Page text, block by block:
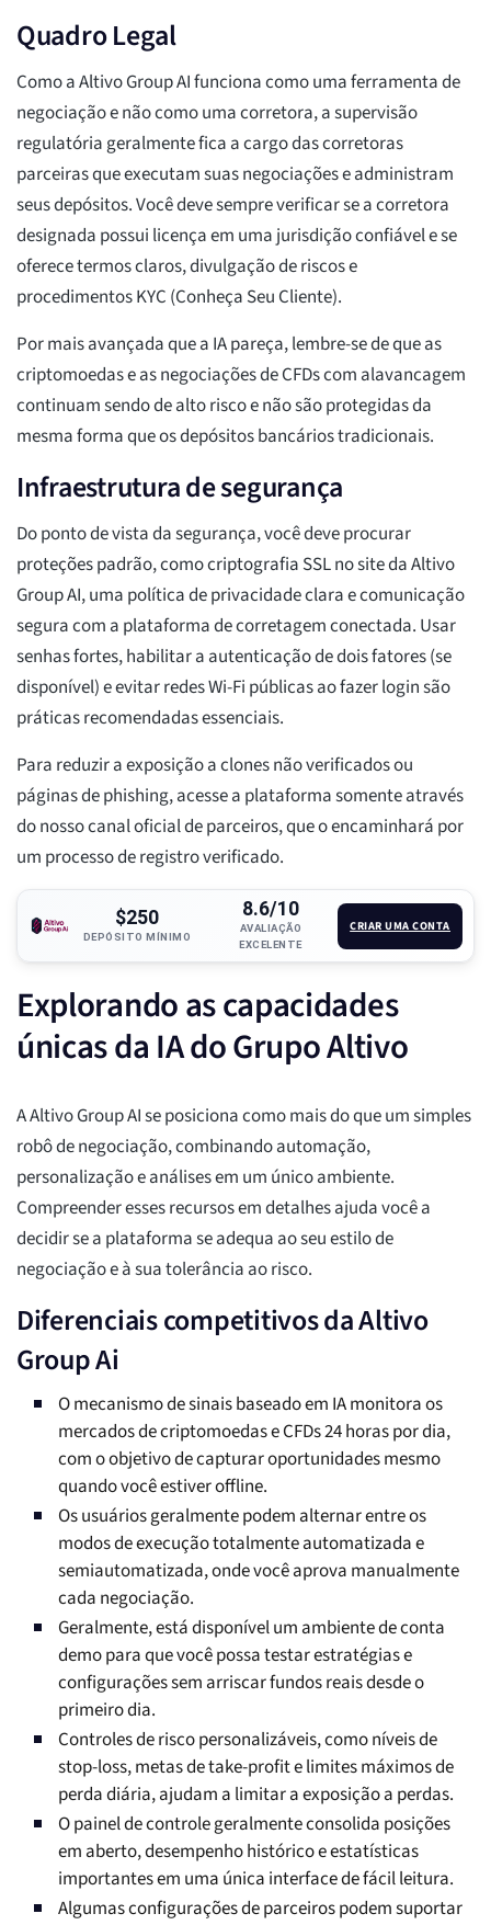
Quadro Legal
Como a Altivo Group AI funciona como uma ferramenta de
negociação e não como uma corretora, a supervisão
regulatória geralmente fica a cargo das corretoras
parceiras que executam suas negociações e administram
seus depósitos. Você deve sempre verificar se a corretora
designada possui licença em uma jurisdição confiável e se
oferece termos claros, divulgação de riscos e
procedimentos KYC (Conheça Seu Cliente).
Por mais avançada que a IA pareça, lembre-se de que as
criptomoedas e as negociações de CFDs com alavancagem
continuam sendo de alto risco e não são protegidas da
mesma forma que os depósitos bancários tradicionais.
Infraestrutura de segurança
Do ponto de vista da segurança, você deve procurar
proteções padrão, como criptografia SSL no site da Altivo
Group AI, uma política de privacidade clara e comunicação
segura com a plataforma de corretagem conectada. Usar
senhas fortes, habilitar a autenticação de dois fatores (se
disponível) e evitar redes Wi-Fi públicas ao fazer login são
práticas recomendadas essenciais.
Para reduzir a exposição a clones não verificados ou
páginas de phishing, acesse a plataforma somente através
do nosso canal oficial de parceiros, que o encaminhará por
um processo de registro verificado.
$250
DEPÓSITO MÍNIMO
8.6/10
AVALIAÇÃO
EXCELENTE
CRIAR UMA CONTA
Explorando as capacidades
únicas da IA do Grupo Altivo
A Altivo Group AI se posiciona como mais do que um simples
robô de negociação, combinando automação,
personalização e análises em um único ambiente.
Compreender esses recursos em detalhes ajuda você a
decidir se a plataforma se adequa ao seu estilo de
negociação e à sua tolerância ao risco.
Diferenciais competitivos da Altivo
Group Ai
O mecanismo de sinais baseado em IA monitora os
mercados de criptomoedas e CFDs 24 horas por dia,
com o objetivo de capturar oportunidades mesmo
quando você estiver offline.
Os usuários geralmente podem alternar entre os
modos de execução totalmente automatizada e
semiautomatizada, onde você aprova manualmente
cada negociação.
Geralmente, está disponível um ambiente de conta
demo para que você possa testar estratégias e
configurações sem arriscar fundos reais desde o
primeiro dia.
Controles de risco personalizáveis, como níveis de
stop-loss, metas de take-profit e limites máximos de
perda diária, ajudam a limitar a exposição a perdas.
O painel de controle geralmente consolida posições
em aberto, desempenho histórico e estatísticas
importantes em uma única interface de fácil leitura.
Algumas configurações de parceiros podem suportar